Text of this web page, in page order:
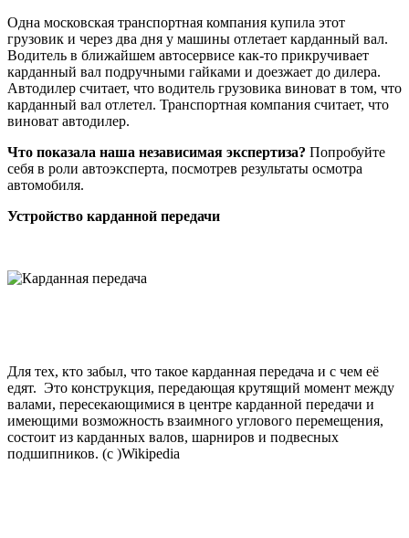
Одна московская транспортная компания купила этот
грузовик и через два дня у машины отлетает карданный вал.
Водитель в ближайшем автосервисе как-то прикручивает
карданный вал подручными гайками и доезжает до дилера.
Автодилер считает, что водитель грузовика виноват в том, что
карданный вал отлетел. Транспортная компания считает, что
виноват автодилер.
Что показала наша независимая экспертиза? Попробуйте
себя в роли автоэксперта, посмотрев результаты осмотра
автомобиля.
Устройство карданной передачи
Для тех, кто забыл, что такое карданная передача и с чем её
едят. Это конструкция, передающая крутящий момент между
валами, пересекающимися в центре карданной передачи и
имеющими возможность взаимного углового перемещения,
состоит из карданных валов, шарниров и подвесных
подшипников. (с )Wikipedia